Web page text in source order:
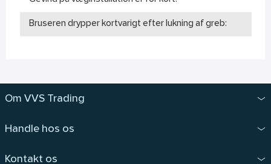
Bruseren drypper kortvarigt efter lukning af greb:
Om VVS Trading
Handle hos os
Kontakt os